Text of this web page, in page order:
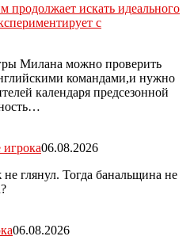
продолжает искать идеального
с
Милана можно проверить
командами,и нужно
календаря предсезонной
игрока06.08.2026
глянул. Тогда банальщина не
06.08.2026